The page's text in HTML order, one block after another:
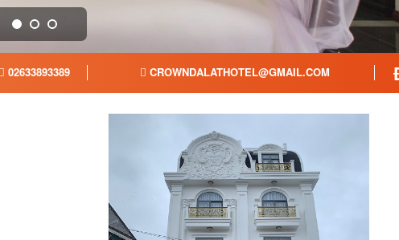
02633893389 CROWNDALATHOTEL@GMAIL.COM